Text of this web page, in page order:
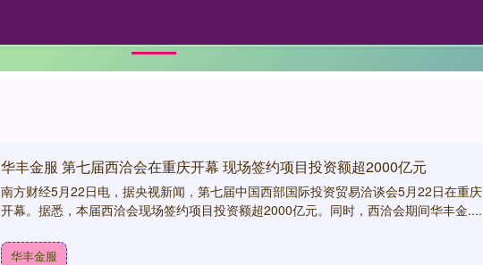
华丰金服 第七届西洽会在重庆开幕 现场签约项目投资额超2000亿元
南方财经5月22日电，据央视新闻，第七届中国西部国际投资贸易洽谈会5月22日在重庆
开幕。据悉，本届西洽会现场签约项目投资额超2000亿元。同时，西洽会期间华丰金....
华丰金服